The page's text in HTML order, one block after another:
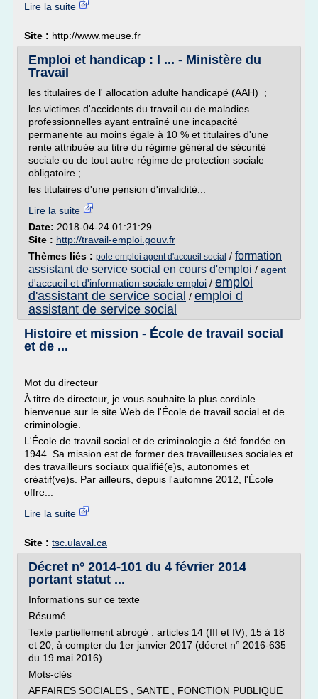
Lire la suite
Site : http://www.meuse.fr
Emploi et handicap : l ... - Ministère du
Travail
les titulaires de l' allocation adulte handicapé (AAH) ;
les victimes d'accidents du travail ou de maladies
professionnelles ayant entraîné une incapacité
permanente au moins égale à 10 % et titulaires d'une
rente attribuée au titre du régime général de sécurité
sociale ou de tout autre régime de protection sociale
obligatoire ;
les titulaires d'une pension d'invalidité...
Lire la suite
Date: 2018-04-24 01:21:29
Site : http://travail-emploi.gouv.fr
Thèmes liés : pole emploi agent d'accueil social / formation
assistant de service social en cours d'emploi / agent
d'accueil et d'information sociale emploi / emploi
d'assistant de service social / emploi d
assistant de service social
Histoire et mission - École de travail social
et de ...
Mot du directeur
À titre de directeur, je vous souhaite la plus cordiale
bienvenue sur le site Web de l'École de travail social et de
criminologie.
L'École de travail social et de criminologie a été fondée en
1944. Sa mission est de former des travailleuses sociales et
des travailleurs sociaux qualifié(e)s, autonomes et
créatif(ve)s. Par ailleurs, depuis l'automne 2012, l'École
offre...
Lire la suite
Site : tsc.ulaval.ca
Décret n° 2014-101 du 4 février 2014
portant statut ...
Informations sur ce texte
Résumé
Texte partiellement abrogé : articles 14 (III et IV), 15 à 18
et 20, à compter du 1er janvier 2017 (décret n° 2016-635
du 19 mai 2016).
Mots-clés
AFFAIRES SOCIALES , SANTE , FONCTION PUBLIQUE